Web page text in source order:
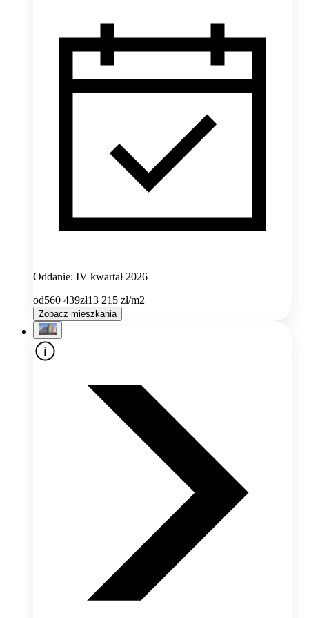
Oddanie: IV kwartał 2026
od560 439zł13 215 zł/m2
Zobacz mieszkania